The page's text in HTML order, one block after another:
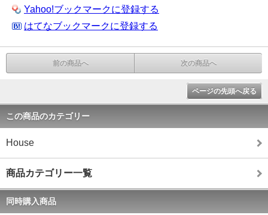
Yahoo!ブックマークに登録する
はてなブックマークに登録する
前の商品へ 次の商品へ
ページの先頭へ戻る
この商品のカテゴリー
House
商品カテゴリー一覧
同時購入商品